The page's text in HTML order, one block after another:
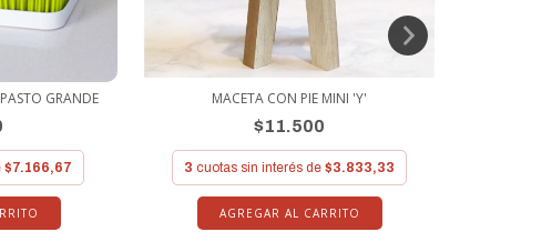
GRANDE
$7.166,67
MACETA CON PIE MINI 'Y'
$11.500
3 cuotas sin interés de $3.833,33